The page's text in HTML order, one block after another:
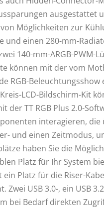
ausgestattet
Möglichkeiten zur
und einen 280-mm-
140-mm-ARGB-
können mit der vom
RGB-
LCD-Bildschirm-Kit
der TT RGB Plus 2.0-
interagieren, die
und einen Zeitmodus,
haben Sie die
Platz für Ihr System
Platz für die Riser-
USB 3.0-, ein USB
bei Bedarf direkten